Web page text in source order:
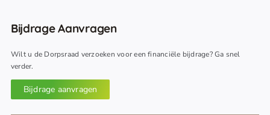
Bijdrage Aanvragen
Wilt u de Dorpsraad verzoeken voor een financiële bijdrage? Ga snel
verder.
Bijdrage aanvragen